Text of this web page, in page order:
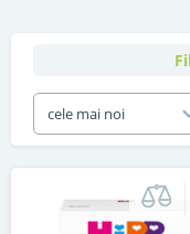
cele mai noi